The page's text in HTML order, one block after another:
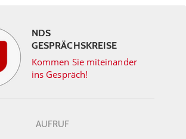
NDS
GESPRÄCHSKREISE
Kommen Sie miteinander
ins Gespräch!
AUFRUF